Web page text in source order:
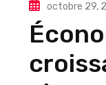
octobre 29,